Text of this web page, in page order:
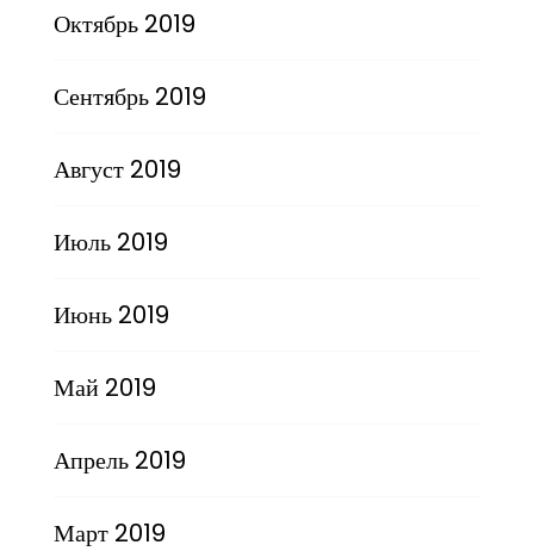
Октябрь 2019
Сентябрь 2019
Август 2019
Июль 2019
Июнь 2019
Май 2019
Апрель 2019
Март 2019